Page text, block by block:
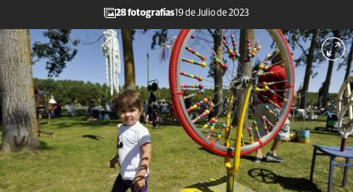
28 fotografías19 de Julio de 2023